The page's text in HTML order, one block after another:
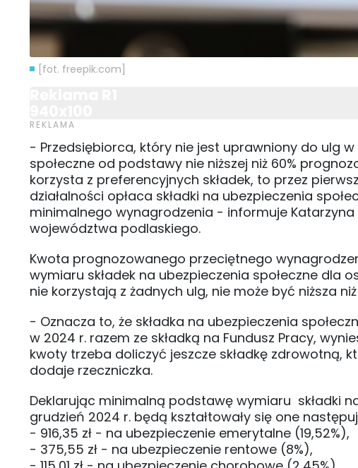
[fot. freepik.com]
- Przedsiębiorca, który nie jest uprawniony do ulg w
społeczne od podstawy nie niższej niż 60%
korzysta z preferencyjnych składek, to przez
działalności opłaca składki na ubezpieczenia
minimalnego wynagrodzenia - informuje Katarzyna
województwa podlaskiego.
Kwota prognozowanego przeciętnego
wymiaru składek na ubezpieczenia społeczne dla
nie korzystają z żadnych ulg, nie może być niższa niż
- Oznacza to, że składka na ubezpieczenia
w 2024 r. razem ze składką na Fundusz Pracy,
kwoty trzeba doliczyć jeszcze składkę zdrowotną,
dodaje rzeczniczka.
Deklarując minimalną podstawę wymiaru składki
grudzień 2024 r. będą kształtowały się one
- 916,35 zł - na ubezpieczenie emerytalne (19,52%),
- 375,55 zł - na ubezpieczenie rentowe (8%),